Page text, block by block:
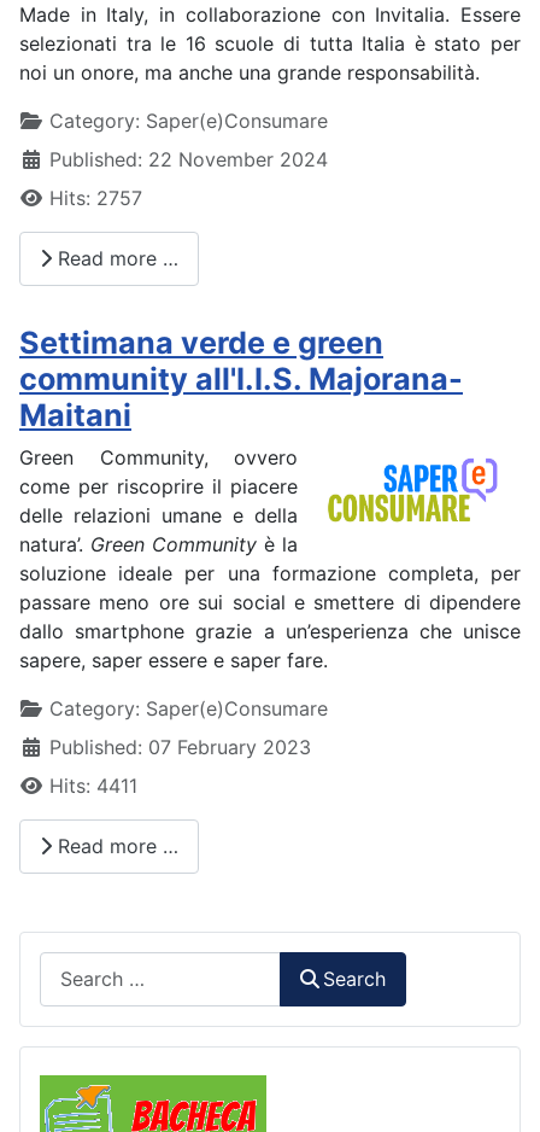
Made in Italy, in collaborazione con Invitalia. Essere
selezionati tra le 16 scuole di tutta Italia è stato per
noi un onore, ma anche una grande responsabilità.
DetailsCategory: Saper(e)Consumare
Published: 22 November 2024
Hits: 2757
Read more …
Settimana verde e green
community all'I.I.S. Majorana-
Maitani
Green Community, ovvero
come per riscoprire il piacere
delle relazioni umane e della
natura’. Green Community è la
soluzione ideale per una formazione completa, per
passare meno ore sui social e smettere di dipendere
dallo smartphone grazie a un’esperienza che unisce
sapere, saper essere e saper fare.
DetailsCategory: Saper(e)Consumare
Published: 07 February 2023
Hits: 4411
Read more …
Search